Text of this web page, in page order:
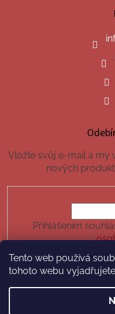
Tento web používá
tohoto webu
Vložte svůj e-mail a my
nových
Přihlášením